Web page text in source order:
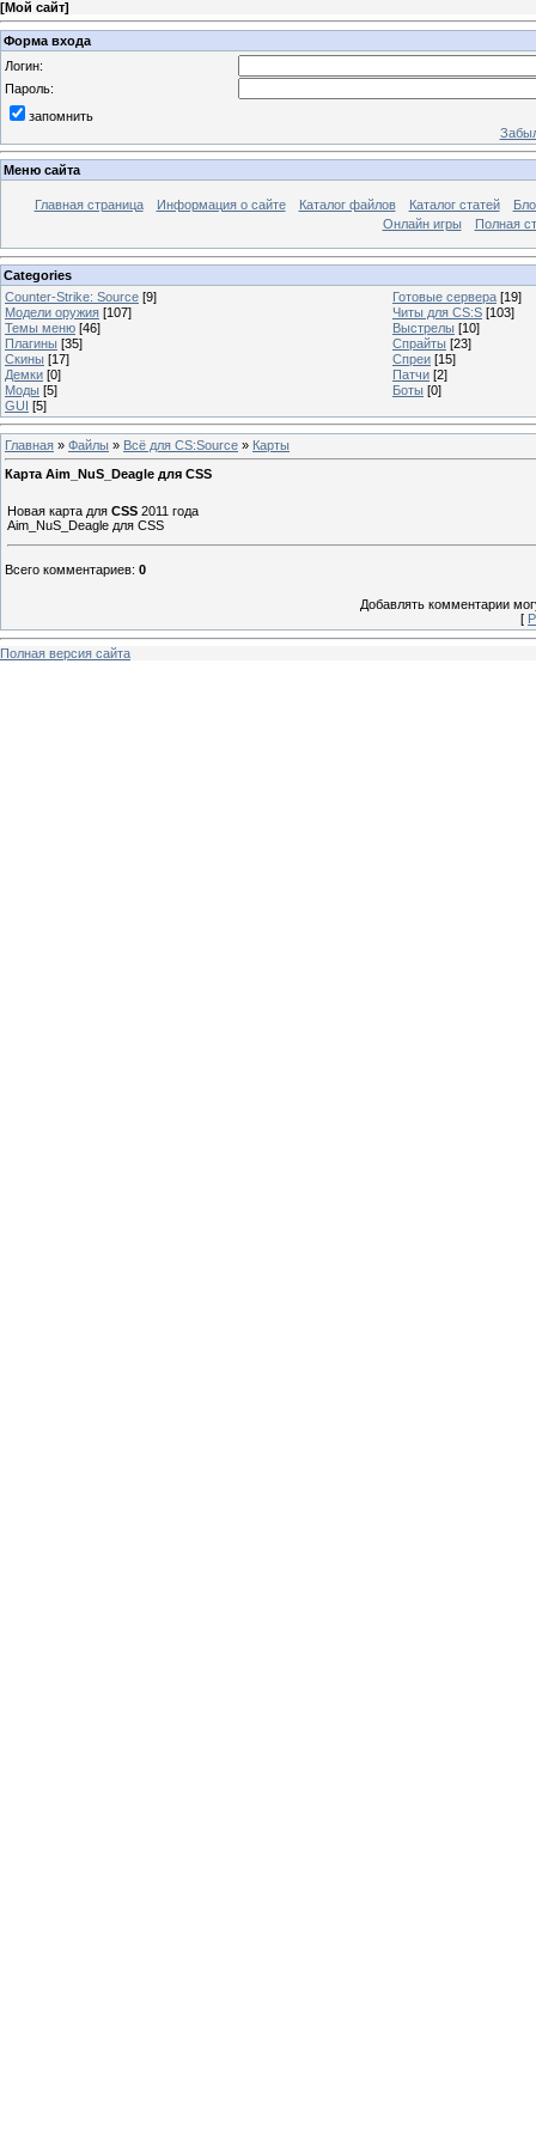
[Мой сайт]
Форма входа
Логин:
Пароль:
запомнить
Меню сайта
Главная страница Информация о сайте Каталог файлов Каталог статей
Онлайн игры
Полная
Categories
Counter-Strike: Source [9] Готовые сервера [19]
Модели оружия [107] Читы для CS:S [103]
Темы меню [46] Выстрелы [10]
Плагины [35] Спрайты [23]
Скины [17] Спреи [15]
Демки [0] Патчи [2]
Моды [5] Боты [0]
GUI [5]
Главная » Файлы » Всё для CS:Source » Карты
Карта Aim_NuS_Deagle для CSS
Новая карта для CSS 2011 года
Aim_NuS_Deagle для CSS
Всего комментариев: 0
Добавлять комментарии
[
Полная версия сайта